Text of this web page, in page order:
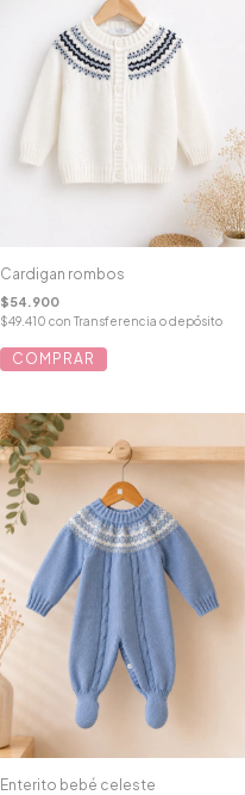
Cardigan rombos
$54.900
$49.410 con Transferencia o depósito
COMPRAR
Enterito bebé celeste